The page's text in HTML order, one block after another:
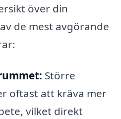
över din
de mest avgörande
Större
oftast att kräva mer
vilket direkt